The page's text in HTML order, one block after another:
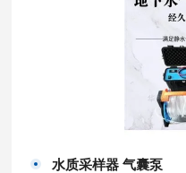
水质采样器 气囊泵